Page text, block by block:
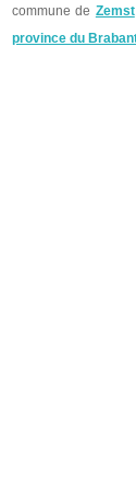
commune de Zemst
province du